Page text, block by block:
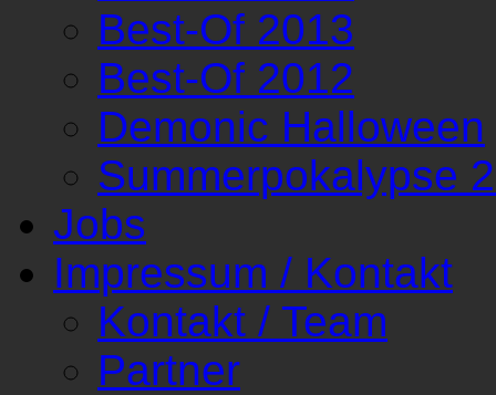
Best-Of 2013
Best-Of 2012
Demonic Halloween
Summerpokalypse
Jobs
Impressum / Kontakt
Kontakt / Team
Partner